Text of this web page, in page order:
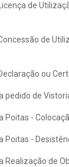
de
de
ou
pedido de
Poitas -
Poitas -
Realização de